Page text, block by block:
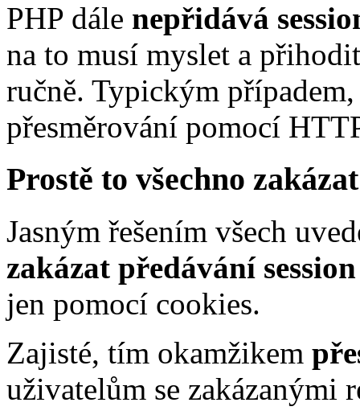
PHP dále nepřidává
na to musí myslet a
ručně. Typickým
přesměrování pomocí
Prostě to všechno zakázat
Jasným řešením všech
zakázat předávání
jen pomocí cookies.
Zajisté, tím okamžikem
uživatelům se zakázanými